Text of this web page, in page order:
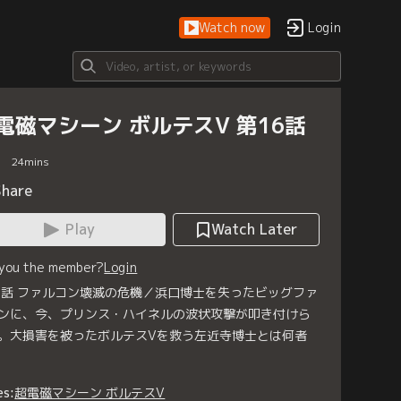
Watch now Login
磁マシーン ボルテスV 第16話
24mins
Play
Watch Later
the member?Login
ファルコン壊滅の危機／浜口博士を失ったビッグファ
に、今、プリンス・ハイネルの波状攻撃が叩き付けら
大損害を被ったボルテスVを救う左近寺博士とは何者
超電磁マシーン ボルテスV